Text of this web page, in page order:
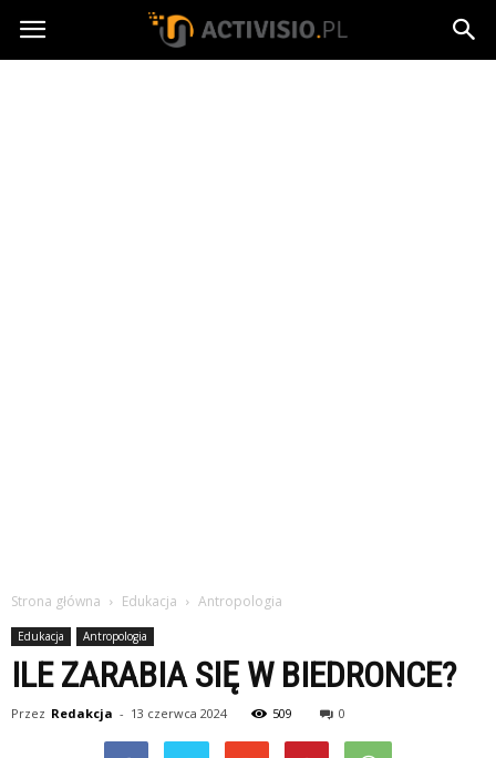
Activisio.pl
Strona główna Edukacja Antropologia
Edukacja Antropologia
ILE ZARABIA SIĘ W BIEDRONCE?
Przez Redakcja - 13 czerwca 2024 509 0